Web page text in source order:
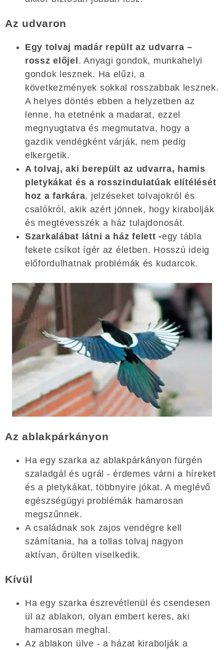
Az udvaron
Egy tolvaj madár repült az udvarra –
rossz előjel . Anyagi gondok, munkahelyi
gondok lesznek. Ha elűzi, a
következmények sokkal rosszabbak lesznek.
A helyes döntés ebben a helyzetben az
lenne, ha etetnénk a madarat, ezzel
megnyugtatva és megmutatva, hogy a
gazdik vendégként várják, nem pedig
elkergetik.
A tolvaj, aki berepült az udvarra, hamis
pletykákat és a rosszindulatúak elítélését
hoz a farkára, jelzéseket tolvajokról és
csalókról, akik azért jönnek, hogy kirabolják
és megtévesszék a ház tulajdonosát.
Szarkalábat látni a ház felett -egy tábla
fekete csíkot ígér az életben. Hosszú ideig
előfordulhatnak problémák és kudarcok.
Az ablakpárkányon
Ha egy szarka az ablakpárkányon fürgén
szaladgál és ugrál - érdemes várni a híreket
és a pletykákat, többnyire jókat. A meglévő
egészségügyi problémák hamarosan
megszűnnek.
A családnak sok zajos vendégre kell
számítania, ha a tollas tolvaj nagyon
aktívan, őrülten viselkedik.
Kívül
Ha egy szarka észrevétlenül és csendesen
ül az ablakon, olyan embert keres, aki
hamarosan meghal.
Az ablakon ülve - a házat kirabolják a